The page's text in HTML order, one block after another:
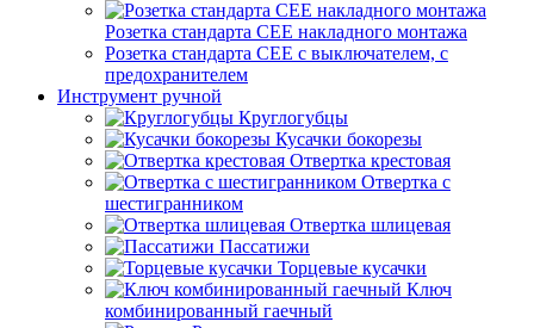
Розетка стандарта СЕЕ накладного монтажа
Розетка стандарта СЕЕ с выключателем, с
предохранителем
Инструмент ручной
Круглогубцы
Кусачки бокорезы
Отвертка крестовая
Отвертка с
шестигранником
Отвертка шлицевая
Пассатижи
Торцевые кусачки
Ключ
комбинированный гаечный